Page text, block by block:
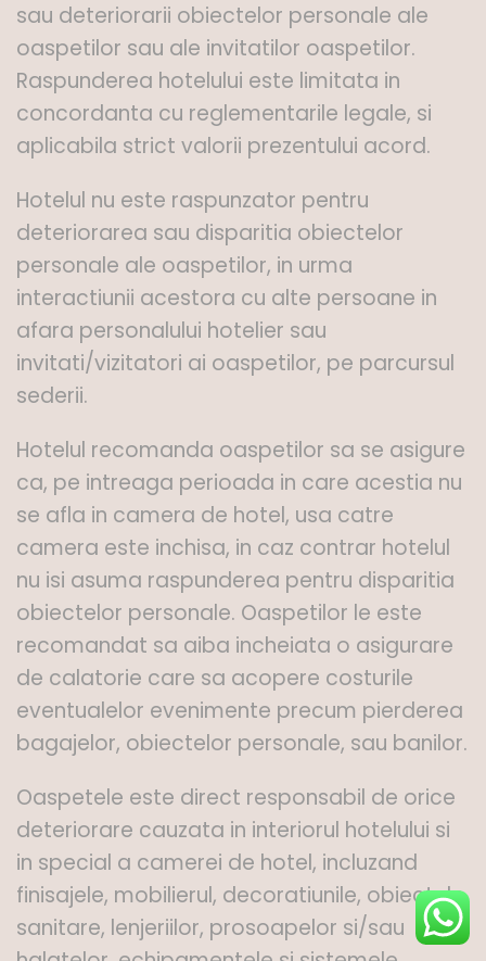
sau deteriorarii obiectelor personale ale
oaspetilor sau ale invitatilor oaspetilor.
Raspunderea hotelului este limitata in
concordanta cu reglementarile legale, si
aplicabila strict valorii prezentului acord.
Hotelul nu este raspunzator pentru
deteriorarea sau disparitia obiectelor
personale ale oaspetilor, in urma
interactiunii acestora cu alte persoane in
afara personalului hotelier sau
invitati/vizitatori ai oaspetilor, pe parcursul
sederii.
Hotelul recomanda oaspetilor sa se asigure
ca, pe intreaga perioada in care acestia nu
se afla in camera de hotel, usa catre
camera este inchisa, in caz contrar hotelul
nu isi asuma raspunderea pentru disparitia
obiectelor personale. Oaspetilor le este
recomandat sa aiba incheiata o asigurare
de calatorie care sa acopere costurile
eventualelor evenimente precum pierderea
bagajelor, obiectelor personale, sau banilor.
Oaspetele este direct responsabil de orice
deteriorare cauzata in interiorul hotelului si
in special a camerei de hotel, incluzand
finisajele, mobilierul, decoratiunile, obiectele
sanitare, lenjeriilor, prosoapelor si/sau